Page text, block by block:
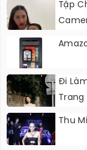
Tập
Đi
Trang
Thu